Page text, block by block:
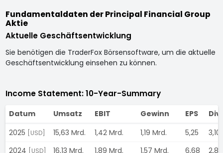
Fundamentaldaten der Principal Financial Group
Aktie
Aktuelle Geschäftsentwicklung
Sie benötigen die TraderFox Börsensoftware, um die aktuelle
Geschäftsentwicklung einsehen zu können.
Income Statement: 10-Year-Summary
Datum Umsatz EBIT Gewinn EPS
2025
[USD] 15,63 Mrd. 1,42 Mrd. 1,19 Mrd. 5,25
2024
[USD] 16,13 Mrd. 1,89 Mrd. 1,57 Mrd. 6,68